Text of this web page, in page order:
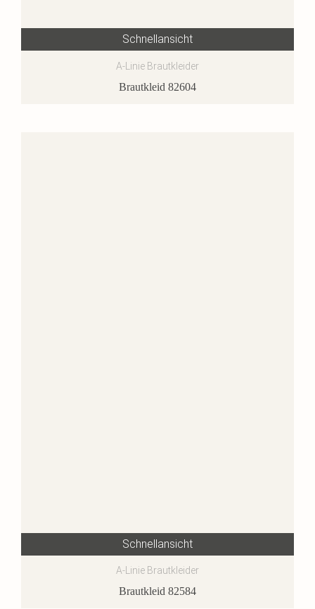
Schnellansicht
A-Linie Brautkleider
Brautkleid 82604
Schnellansicht
A-Linie Brautkleider
Brautkleid 82584